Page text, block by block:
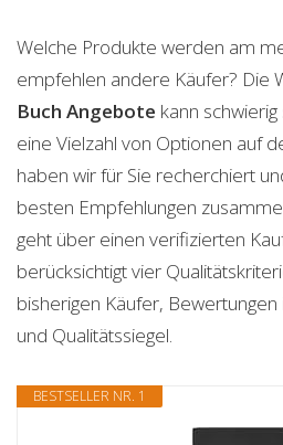
Welche Produkte werden am
empfehlen andere Käufer? Die
Buch Angebote kann
eine Vielzahl von Optionen auf
haben wir für Sie recherchiert
besten Empfehlungen
geht über einen verifizierten
berücksichtigt vier
bisherigen Käufer,
und Qualitätssiegel.
BESTSELLER NR. 1